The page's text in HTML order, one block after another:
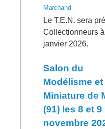
Marchand
Le T.E.N. sera
Collectionneurs
janvier 2026.
Salon du
Modélisme et
Miniature de
(91) les 8 et 9
novembre